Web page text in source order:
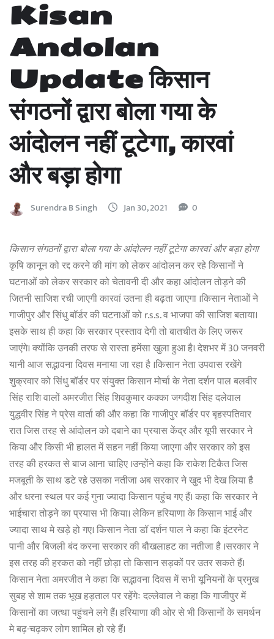
Kisan
Andolan
Update किसान
संगठनों द्वारा बोला गया के
आंदोलन नहीं टूटेगा, कारवां
और बड़ा होगा
Surendra B Singh Jan 30, 2021 0
किसान संगठनों द्वारा बोला गया के आंदोलन नहीं टूटेगा कारवां और बड़ा होगा
कृषि कानून को रद्द करने की मांग को लेकर आंदोलन कर रहे किसानों ने
घटनाओं को लेकर सरकार को चेतावनी दी और कहा आंदोलन तोड़ने की
जितनी साजिश रची जाएगी कारवां उतना ही बढ़ता जाएगा ।किसान नेताओं ने
गाजीपुर और सिंधु बॉर्डर की घटनाओं को r.s.s. व भाजपा की साजिश बताया।
इसके साथ ही कहा कि सरकार प्रस्ताव देगी तो बातचीत के लिए जरूर
जाएंगे। क्योंकि उनकी तरफ से रास्ता हमेंसा खुला हुआ है। देशभर में 30 जनवरी
यानी आज सद्भावना दिवस मनाया जा रहा है ।किसान नेता उपवास रखेंगे
शुक्रवार को सिंधु बॉर्डर पर संयुक्त किसान मोर्चा के नेता दर्शन पाल बलवीर
सिंह राशि वालों अमरजीत सिंह शिवकुमार कक्का जगदीश सिंह दलेवाल
युद्धवीर सिंह ने प्रेस वार्ता की और कहा कि गाजीपुर बॉर्डर पर बृहस्पतिवार
रात जिस तरह से आंदोलन को दबाने का प्रयास केंद्र और यूपी सरकार ने
किया और किसी भी हालत में सहन नहीं किया जाएगा और सरकार को इस
तरह की हरकत से बाज आना चाहिए ।उन्होंने कहा कि राकेश टिकैत जिस
मजबूती के साथ डटे रहे उसका नतीजा अब सरकार ने खुद भी देख लिया है
और धरना स्थल पर कई गुना ज्यादा किसान पहुंच गए हैं। कहा कि सरकार ने
भाईचारा तोड़ने का प्रयास भी किया। लेकिन हरियाणा के किसान भाई और
ज्यादा साथ मे खड़े हो गए। किसान नेता डॉ दर्शन पाल ने कहा कि इंटरनेट
पानी और बिजली बंद करना सरकार की बौखलाहट का नतीजा है ।सरकार ने
इस तरह की हरकत को नहीं छोड़ा तो किसान सड़कों पर उतर सकते हैं।
किसान नेता अमरजीत ने कहा कि सद्भावना दिवस में सभी यूनियनों के प्रमुख
सुबह से शाम तक भूख हड़ताल पर रहेंगेः दल्लेवाल ने कहा कि गाजीपुर में
किसानों का जत्था पहुंचने लगे हैं। हरियाणा की ओर से भी किसानों के समर्थन
मे बढ़-चढ़कर लोग शामिल हो रहे हैं।